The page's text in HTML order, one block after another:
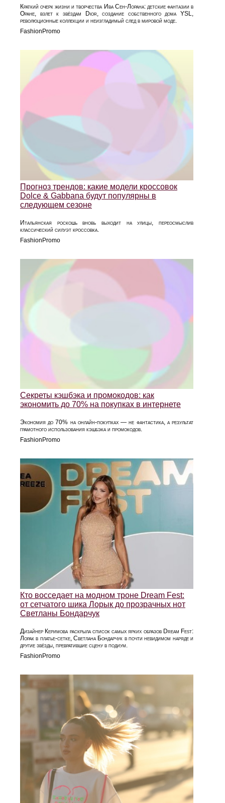
Краткий очерк жизни и творчества Ива Сен-Лорана: детские фантазии в
Оране, взлет к звёздам Dior, создание собственного дома YSL,
революционные коллекции и неизгладимый след в мировой моде.
FashionPromo
Прогноз трендов: какие модели кроссовок
Dolce & Gabbana будут популярны в
следующем сезоне
Итальянская роскошь вновь выходит на улицы, переосмыслив
классический силуэт кроссовка.
FashionPromo
Секреты кэшбэка и промокодов: как
экономить до 70% на покупках в интернете
Экономия до 70% на онлайн-покупках — не фантастика, а результат
грамотного использования кэшбэка и промокодов.
FashionPromo
Кто восседает на модном троне Dream Fest:
от сетчатого шика Лорык до прозрачных нот
Светланы Бондарчук
Дизайнер Керимова раскрыла список самых ярких образов Dream Fest:
Лорак в платье‑сетке, Светлана Бондарчук в почти невидимом наряде и
другие звёзды, превратившие сцену в подиум.
FashionPromo